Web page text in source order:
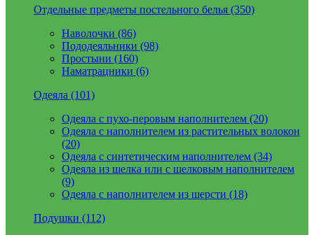
Отдельные предметы постельного белья (350)
Наволочки (86)
Пододеяльники (98)
Простыни (160)
Наматрацники (6)
Одеяла (101)
Одеяла с пухо-перовым наполнителем (20)
Одеяла с наполнителем из растительных волокон
(20)
Одеяла с синтетическим наполнителем (34)
Одеяла из шелка или с шелковым наполнителем
(9)
Одеяла с наполнителем из шерсти (18)
Подушки (112)